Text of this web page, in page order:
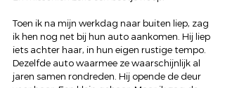
Toen ik na mijn werkdag naar buiten liep, zag
ik hen nog net bij hun auto aankomen. Hij liep
iets achter haar, in hun eigen rustige tempo.
Dezelfde auto waarmee ze waarschijnlijk al
jaren samen rondreden. Hij opende de deur